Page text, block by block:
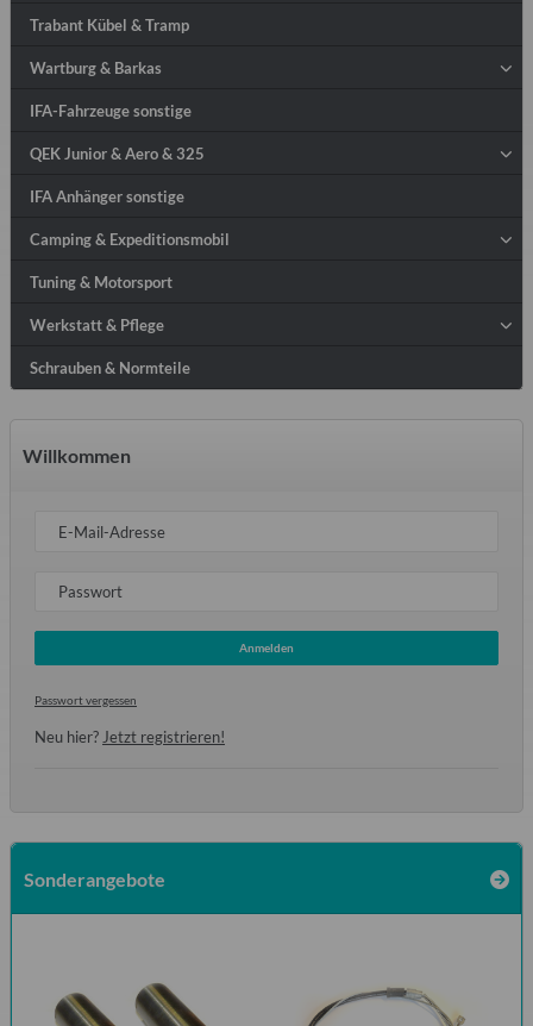
Trabant Kübel & Tramp
Wartburg & Barkas
IFA-Fahrzeuge sonstige
QEK Junior & Aero & 325
IFA Anhänger sonstige
Camping & Expeditionsmobil
Tuning & Motorsport
Werkstatt & Pflege
Schrauben & Normteile
Willkommen
E-Mail-Adresse
Passwort
Anmelden
Passwort vergessen
Neu hier?Jetzt registrieren!
Sonderangebote